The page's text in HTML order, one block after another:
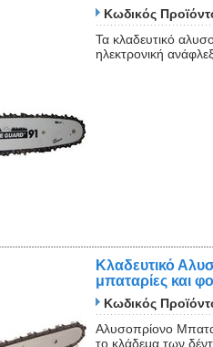
Κωδικός
Τα κλαδευτικό
ηλεκτρονική
Κλαδευτικό
μπαταρίες και
Κωδικός
Αλυσοπρίονο
το κλάδεμα των